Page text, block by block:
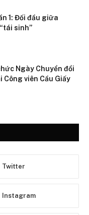
1: Đối đầu giữa
sinh”
Ngày Chuyển đổi
Công viên Cầu Giấy
Twitter
Instagram